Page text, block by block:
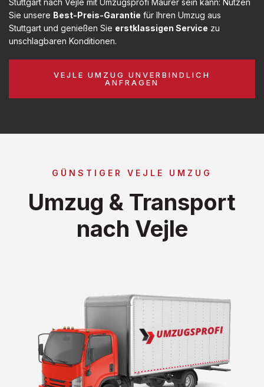
Sie unsere Best-Preis-Garantie für Ihren Umzug aus
Stuttgart und genießen Sie erstklassigen Service zu
unschlagbaren Konditionen.
VEJLE UMZUG UNVERBINDLICH
ANFRAGEN
GÜNSTIGER VEJLE UMZUG
Umzug & Transport
nach Vejle